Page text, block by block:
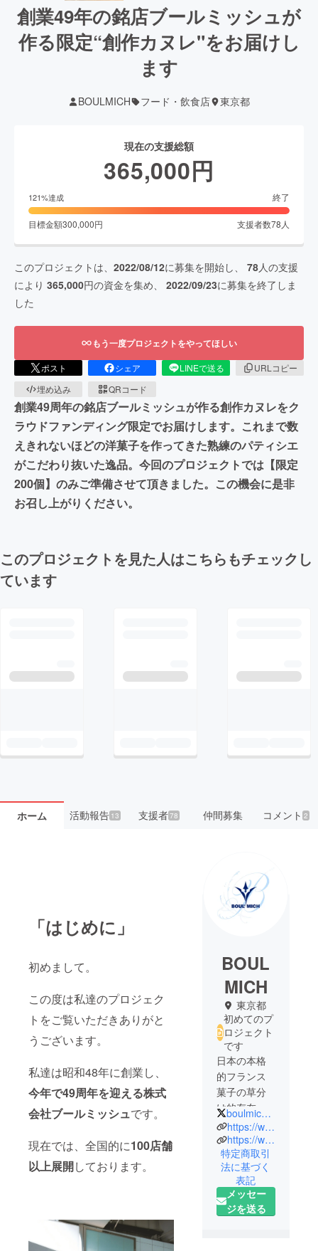
創業49年の銘店ブールミッシュが
作る限定“創作カヌレ"をお届けし
ます
BOULMICH フード・飲食店 東京都
現在の支援総額
365,000円
121%達成 終了
目標金額300,000円 支援者数78人
このプロジェクトは、 2022/08/12に募集を開始し、 78人の支援
により 365,000円の資金を集め、 2022/09/23に募集を終了しま
した
もう一度プロジェクトをやってほしい
ポスト シェア LINEで送る
URLコピー
埋め込み
QRコード
創業49周年の銘店ブールミッシュが作る創作カヌレをク
ラウドファンディング限定でお届けします。これまで数
えきれないほどの洋菓子を作ってきた熟練のパティシエ
がこだわり抜いた逸品。今回のプロジェクトでは【限定
200個】のみご準備させて頂きました。この機会に是非
お召し上がりください。
このプロジェクトを見た人はこちらもチェックし
ています
ホーム 活動報告13 支援者78 仲間募集 コメント 2
「はじめに」
初めまして。
この度は私達のプロジェク
トをご覧いただきありがと
うございます。
私達は昭和48年に創業し、
今年で49周年を迎える株式
会社ブールミッシュです。
現在では、全国的に100店舗
以上展開しております。
BOUL
MICH
東京都
初めてのプ
ロジェクト
です
日本の本格
的フランス
菓子の草分
け的存在と
して知られ
ています。
店主・吉田
菊次郎がフ
ランス・パ
リで研鑽し
た伝統的な
boulmich2013
https://www.boulmich.co.jp/
https://www.instagram.com/boulmich_official/
特定商取引
法に基づく
表記
メッセー
ジを送る